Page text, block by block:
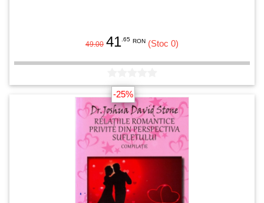
49.00 41 .65 RON (Stoc 0)
-25%